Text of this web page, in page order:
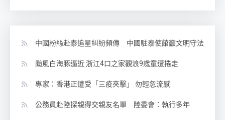
中國粉絲赴泰追星糾紛頻傳 中國駐泰使館籲文明守法
颱風白海豚逼近 浙江4口之家觀浪9歲童遭捲走
專家：香港正遭受「三疫夾擊」 勿輕忽流感
公務員赴陸探親得交親友名單 陸委會：執行多年